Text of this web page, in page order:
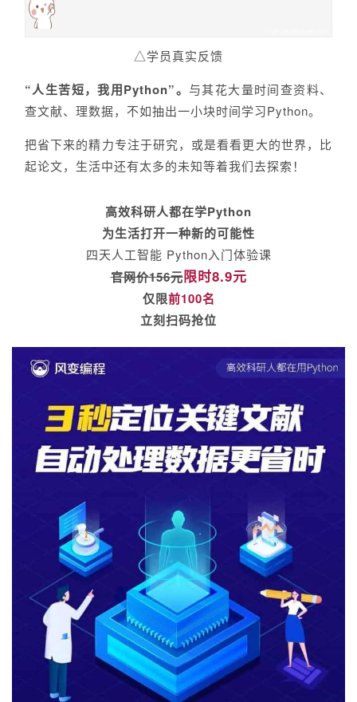
△学员真实反馈
“人生苦短，我用Python”。 与其花大量时间查资料、
查文献、理数据，不如抽出一小块时间学习Python。
把省下来的精力专注于研究，或是看看更大的世界，比
起论文，生活中还有太多的未知等着我们去探索！
高效科研人都在学Python
为生活打开一种新的可能性
四天人工智能 Python入门体验课
官网价156元限时8.9元
仅限前100名
立刻扫码抢位